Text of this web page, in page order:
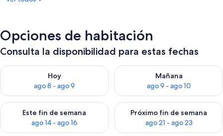
Opciones de habitación
Consulta la disponibilidad para estas fechas
Hoy
ago 8 - ago 9
Consulta la disponibilidad para hoy ago 8 - ago 9
Mañana
ago 9 - ago 10
Consulta la disponibilidad
Este fin de semana
ago 14 - ago 16
Consulta la disponibilidad para este fin de semana ago 14 -
Próximo fin de semana
ago 21 - ago 23
Consulta la disponibilidad